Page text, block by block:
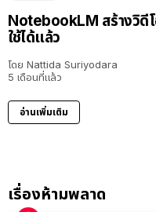
NotebookLM สร้างวิดี
ใช้ได้แล้ว
โดย Nattida Suriyodara
5 เดือนที่แล้ว
อ่านเพิ่มเติม
เรื่องห้ามพลาด